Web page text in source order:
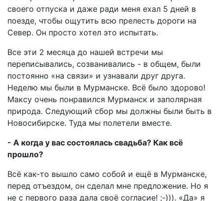
своего отпуска и даже ради меня ехал 5 дней в
поезде, чтобы ощутить всю прелесть дороги на
Север. Он просто хотел это испытать.
Все эти 2 месяца до нашей встречи мы
переписывались, созванивались - в общем, были
постоянно «на связи» и узнавали друг друга.
Неделю мы были в Мурманске. Всё было здорово!
Максу очень понравился Мурманск и заполярная
природа. Следующий сбор мы должны были быть в
Новосибирске. Туда мы полетели вместе.
- А когда у вас состоялась свадьба? Как всё
прошло?
Всё как-то вышло само собой и ещё в Мурманске,
перед отъездом, он сделал мне предложение. Но я
не с первого раза дала своё согласие! ;-))). «Да» я